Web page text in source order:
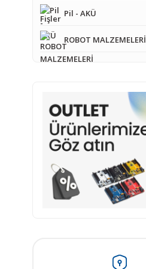
Pil - AKÜ
ROBOT MALZEMELERİ